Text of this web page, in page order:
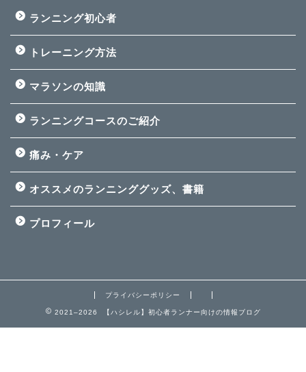
ランニング初心者
トレーニング方法
マラソンの知識
ランニングコースのご紹介
痛み・ケア
オススメのランニンググッズ、書籍
プロフィール
プライバシーポリシー
2021–2026 【ハシレル】初心者ランナー向けの情報ブログ